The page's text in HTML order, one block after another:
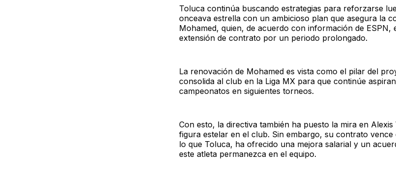
Toluca continúa buscando estrategias para reforzarse
onceava estrella con un ambicioso plan que asegura la
Mohamed, quien, de acuerdo con información de ESPN,
extensión de contrato por un periodo prolongado.
La renovación de Mohamed es vista como el pilar del
consolida al club en la Liga MX para que continúe
campeonatos en siguientes torneos.
Con esto, la directiva también ha puesto la mira en Alexis
figura estelar en el club. Sin embargo, su contrato
lo que Toluca, ha ofrecido una mejora salarial y un
este atleta permanezca en el equipo.